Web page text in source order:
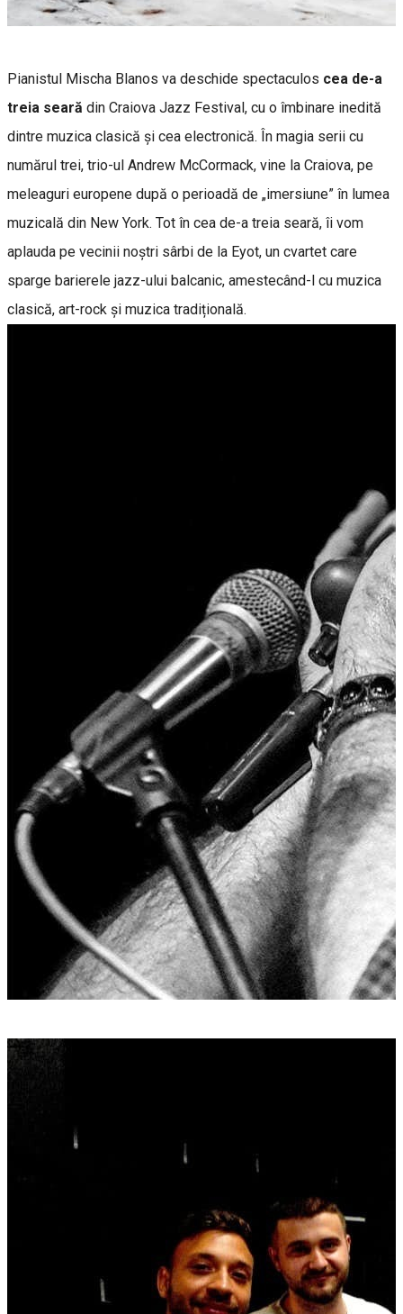
Pianistul Mischa Blanos va deschide spectaculos cea de-a
treia seară din Craiova Jazz Festival, cu o îmbinare inedită
dintre muzica clasică și cea electronică. În magia serii cu
numărul trei, trio-ul Andrew McCormack, vine la Craiova, pe
meleaguri europene după o perioadă de „imersiune” în lumea
muzicală din New York. Tot în cea de-a treia seară, îi vom
aplauda pe vecinii noștri sârbi de la Eyot, un cvartet care
sparge barierele jazz-ului balcanic, amestecând-l cu muzica
clasică, art-rock și muzica tradițională.